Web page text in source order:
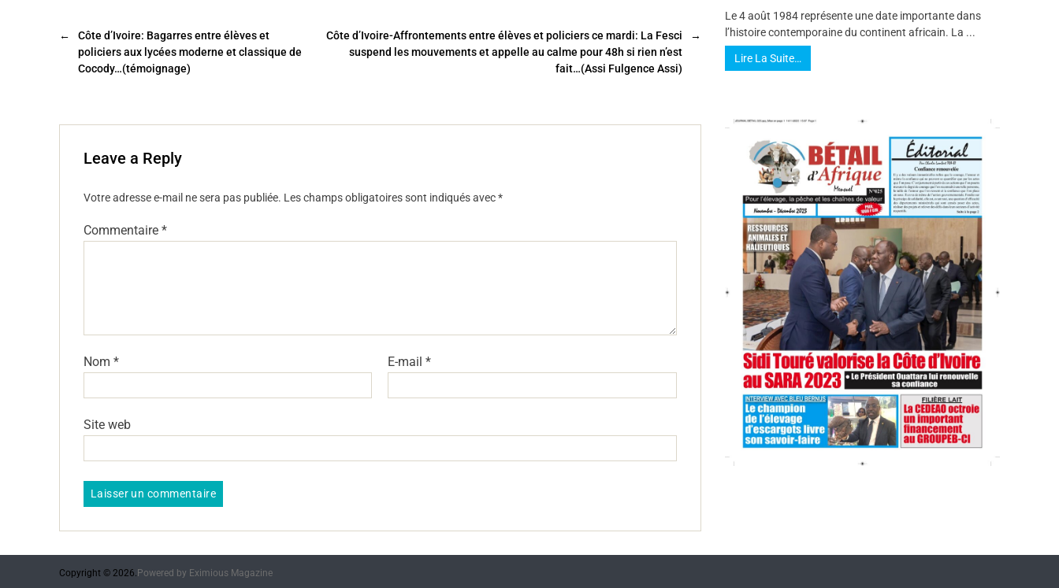
b
o
o
er
←
Côte d’Ivoire: Bagarres entre élèves et
policiers aux lycées moderne et classique de
Cocody…(témoignage)
→
Côte d’Ivoire-Affrontements entre élèves et policiers ce mardi: La Fesci
suspend les mouvements et appelle au calme pour 48h si rien n’est
fait…(Assi Fulgence Assi)
Leave a Reply
Votre adresse e-mail ne sera pas publiée. Les champs obligatoires sont indiqués avec*
Commentaire *
Nom * E-mail*
Site web
Le 4 août 1984 représente une date importante dans
l’histoire contemporaine du continent africain. La ...
Lire La Suite…
Copyright © 2026. Powered by Eximious Magazine